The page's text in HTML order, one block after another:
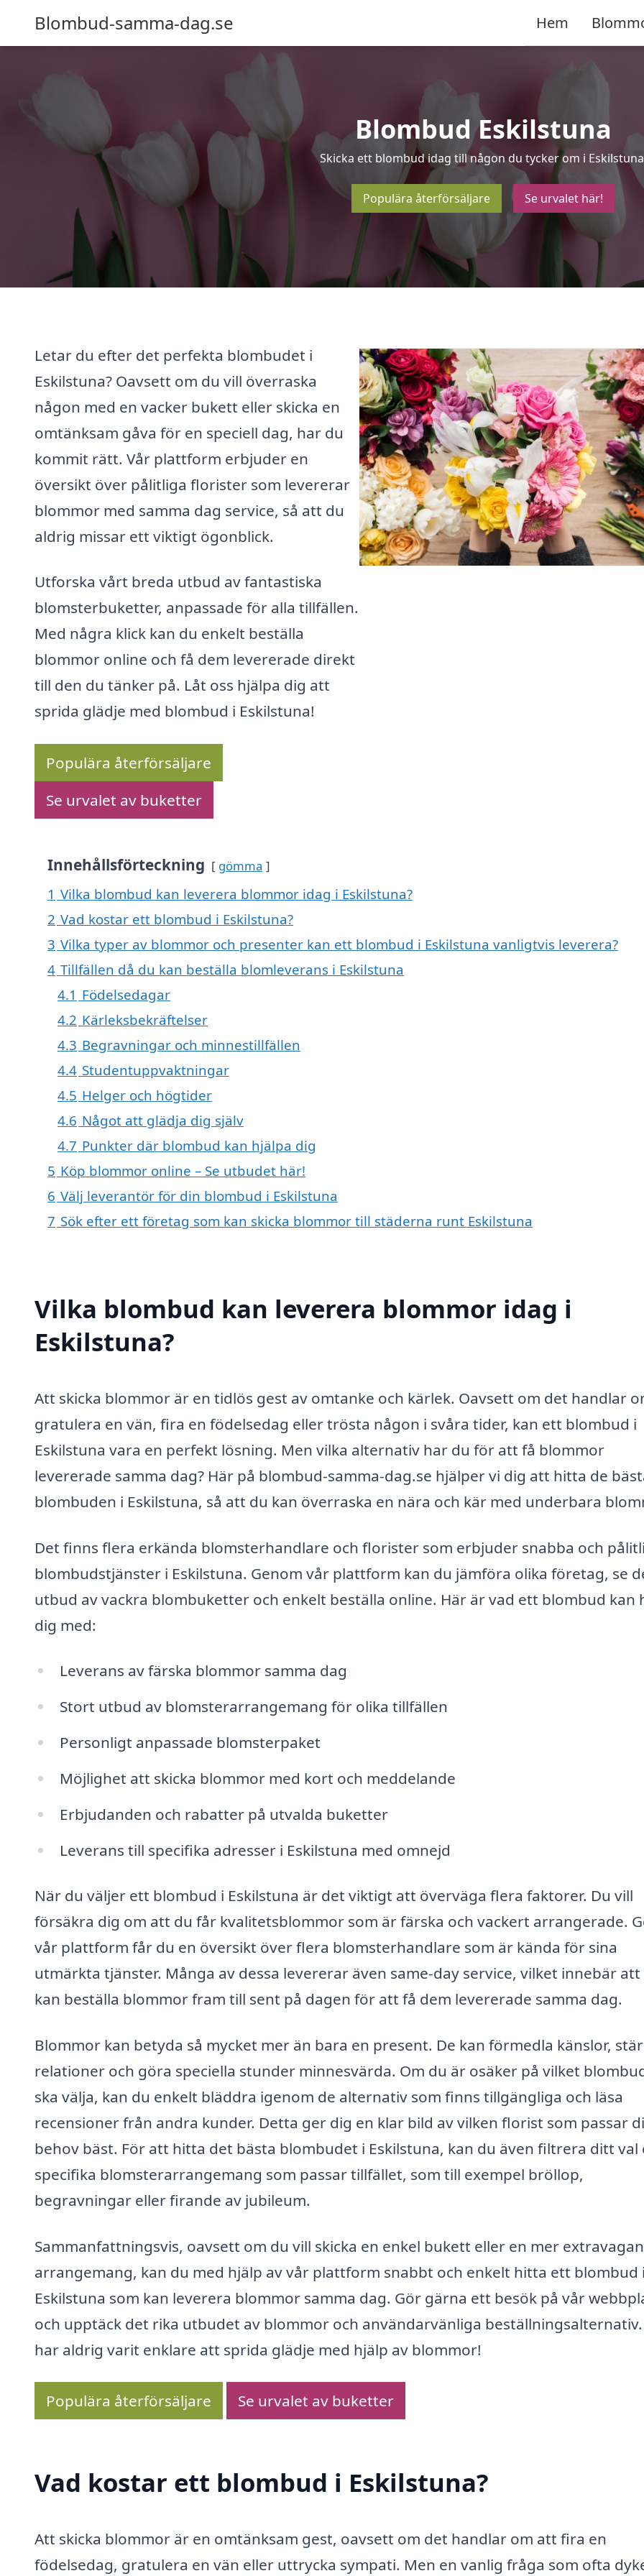
Blombud-samma-dag.se Hem
Blombud Eskilstuna
Skicka ett blombud idag till någon du tycker om i
Populära återförsäljare Se urvalet här!
Letar du efter det perfekta blombudet i
Eskilstuna? Oavsett om du vill överraska
någon med en vacker bukett eller skicka en
omtänksam gåva för en speciell dag, har du
kommit rätt. Vår plattform erbjuder en
översikt över pålitliga florister som levererar
blommor med samma dag service, så att du
aldrig missar ett viktigt ögonblick.
Utforska vårt breda utbud av fantastiska
blomsterbuketter, anpassade för alla tillfällen.
Med några klick kan du enkelt beställa
blommor online och få dem levererade direkt
till den du tänker på. Låt oss hjälpa dig att
sprida glädje med blombud i Eskilstuna!
Populära återförsäljare
Se urvalet av buketter
Innehållsförteckning gömma
1 Vilka blombud kan leverera blommor idag i Eskilstuna?
2 Vad kostar ett blombud i Eskilstuna?
3 Vilka typer av blommor och presenter kan ett blombud i Eskilstuna vanligtvis leverera?
4 Tillfällen då du kan beställa blomleverans i Eskilstuna
4.1 Födelsedagar
4.2 Kärleksbekräftelser
4.3 Begravningar och minnestillfällen
4.4 Studentuppvaktningar
4.5 Helger och högtider
4.6 Något att glädja dig själv
4.7 Punkter där blombud kan hjälpa dig
5 Köp blommor online – Se utbudet här!
6 Välj leverantör för din blombud i Eskilstuna
7 Sök efter ett företag som kan skicka blommor till städerna runt Eskilstuna
Vilka blombud kan leverera blommor idag i
Eskilstuna?
Att skicka blommor är en tidlös gest av omtanke och kärlek. Oavsett om det handlar
gratulera en vän, fira en födelsedag eller trösta någon i svåra tider, kan ett blombud i
Eskilstuna vara en perfekt lösning. Men vilka alternativ har du för att få blommor
levererade samma dag? Här på blombud-samma-dag.se hjälper vi dig att hitta de
blombuden i Eskilstuna, så att du kan överraska en nära och kär med underbara
Det finns flera erkända blomsterhandlare och florister som erbjuder snabba och
blombudstjänster i Eskilstuna. Genom vår plattform kan du jämföra olika företag, se
utbud av vackra blombuketter och enkelt beställa online. Här är vad ett blombud kan
dig med:
Leverans av färska blommor samma dag
Stort utbud av blomsterarrangemang för olika tillfällen
Personligt anpassade blomsterpaket
Möjlighet att skicka blommor med kort och meddelande
Erbjudanden och rabatter på utvalda buketter
Leverans till specifika adresser i Eskilstuna med omnejd
När du väljer ett blombud i Eskilstuna är det viktigt att överväga flera faktorer. Du vill
försäkra dig om att du får kvalitetsblommor som är färska och vackert arrangerade.
vår plattform får du en översikt över flera blomsterhandlare som är kända för sina
utmärkta tjänster. Många av dessa levererar även same-day service, vilket innebär att
kan beställa blommor fram till sent på dagen för att få dem levererade samma dag.
Blommor kan betyda så mycket mer än bara en present. De kan förmedla känslor,
relationer och göra speciella stunder minnesvärda. Om du är osäker på vilket
ska välja, kan du enkelt bläddra igenom de alternativ som finns tillgängliga och läsa
recensioner från andra kunder. Detta ger dig en klar bild av vilken florist som passar
behov bäst. För att hitta det bästa blombudet i Eskilstuna, kan du även filtrera ditt val
specifika blomsterarrangemang som passar tillfället, som till exempel bröllop,
begravningar eller firande av jubileum.
Sammanfattningsvis, oavsett om du vill skicka en enkel bukett eller en mer
arrangemang, kan du med hjälp av vår plattform snabbt och enkelt hitta ett blombud i
Eskilstuna som kan leverera blommor samma dag. Gör gärna ett besök på vår
och upptäck det rika utbudet av blommor och användarvänliga
har aldrig varit enklare att sprida glädje med hjälp av blommor!
Populära återförsäljare Se urvalet av buketter
Vad kostar ett blombud i Eskilstuna?
Att skicka blommor är en omtänksam gest, oavsett om det handlar om att fira en
födelsedag, gratulera en vän eller uttrycka sympati. Men en vanlig fråga som ofta